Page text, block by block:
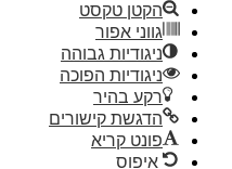
הקטן טקסט
גווני אפור
ניגודיות גבוהה
ניגודיות הפוכה
רקע בהיר
הדגשת קישורים
פונט קריא
איפוס